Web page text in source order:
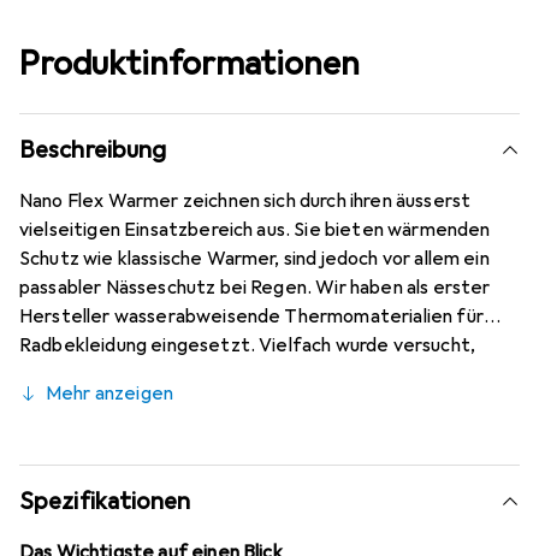
Produktinformationen
Beschreibung
Nano Flex Warmer zeichnen sich durch ihren äusserst
vielseitigen Einsatzbereich aus. Sie bieten wärmenden
Schutz wie klassische Warmer, sind jedoch vor allem ein
passabler Nässeschutz bei Regen. Wir haben als erster
Hersteller wasserabweisende Thermomaterialien für
Radbekleidung eingesetzt. Vielfach wurde versucht,
Kompromisslos bei allen Verhältnissen.
Nano Flex Material. Eine Flachnaht. Silikon-Gripper innen
und aussen für guten Sitz.
Mehr anzeigen
Spezifikationen